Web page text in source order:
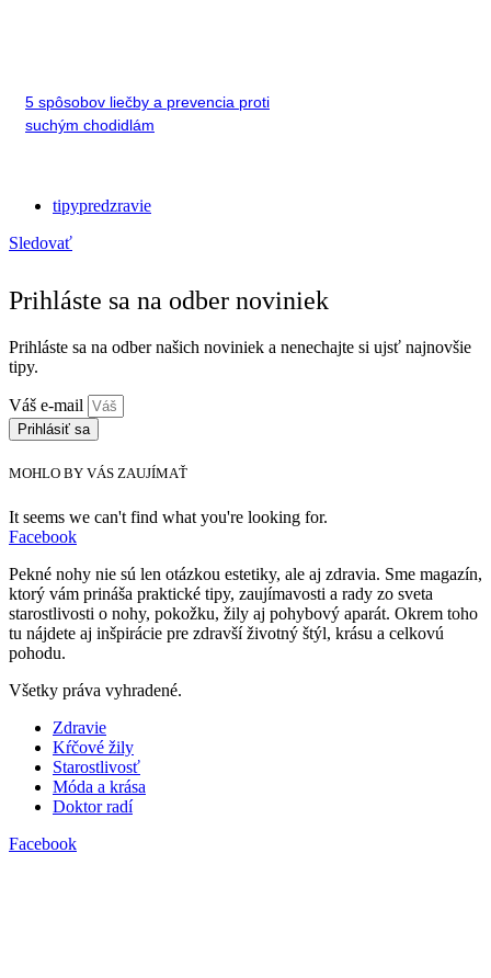
5 spôsobov liečby a prevencia proti
suchým chodidlám
tipypredzravie
Sledovať
Prihláste sa na odber noviniek
Prihláste sa na odber našich noviniek a nenechajte si ujsť najnovšie
tipy.
Váš e-mail
Prihlásiť sa
MOHLO BY VÁS ZAUJÍMAŤ
It seems we can't find what you're looking for.
Facebook
Pekné nohy nie sú len otázkou estetiky, ale aj zdravia. Sme magazín,
ktorý vám prináša praktické tipy, zaujímavosti a rady zo sveta
starostlivosti o nohy, pokožku, žily aj pohybový aparát. Okrem toho
tu nájdete aj inšpirácie pre zdravší životný štýl, krásu a celkovú
pohodu.
Všetky práva vyhradené.
Zdravie
Kŕčové žily
Starostlivosť
Móda a krása
Doktor radí
Facebook